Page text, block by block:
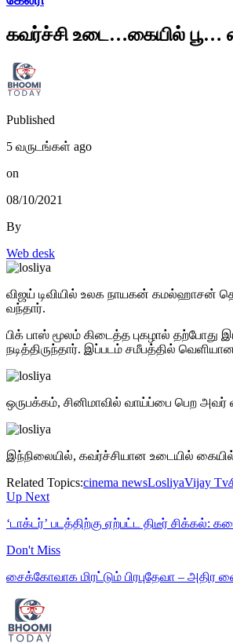
கவர்ச்சி உடை…கையில் பூ…
Published
5 வருடங்கள் ago
on
08/10/2021
By
Web desk
விஜய் டிவியில் உலக நாயகன் கமல்ஹாசன்
வந்தார்.
பிக் பாஸ் மூலம் கிடைத்த புகழால் தற்போது
நடித்திருந்தார். இப்படம் சமீபத்தில்
ஒருபக்கம், சினிமாவில் வாய்ப்பை பெற
இந்நிலையில், கவர்ச்சியான உடையில்
Related Topics:cinema newsLosliyaVijay Tv
Up Next
‘டாக்டர்’ படத்திற்கு ஏற்பட்ட திடீர் சிக்கல்:
Don't Miss
சைக்கோவாக மிரட்டும் பிரபுதேவா – அதிர